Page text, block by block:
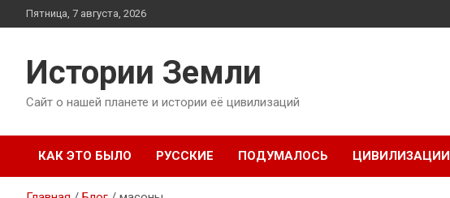
Перейти
к
Пятница, 7 августа, 2026
Истории Земли
Сайт о нашей планете и истории её цивилизаций
КАК ЭТО БЫЛО РУССКИЕ ПОДУМАЛОСЬ ЦИВИЛИЗАЦИИ